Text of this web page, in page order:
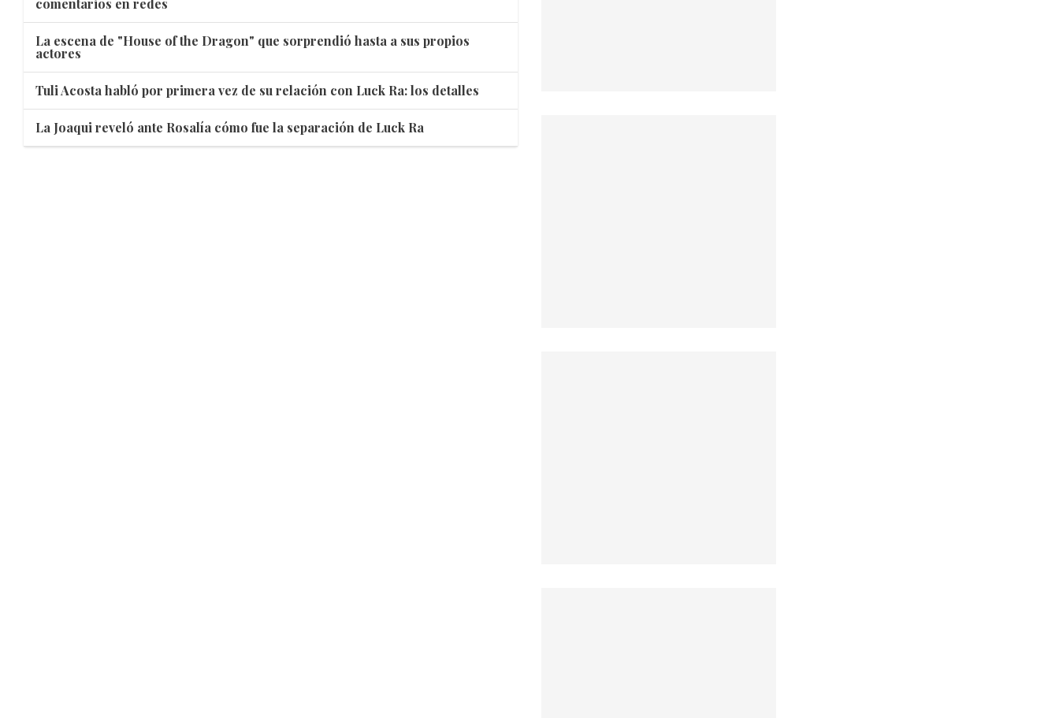
comentarios en redes
La escena de "House of the Dragon" que sorprendió hasta a sus propios
actores
Tuli Acosta habló por primera vez de su relación con Luck Ra: los detalles
La Joaqui reveló ante Rosalía cómo fue la separación de Luck Ra